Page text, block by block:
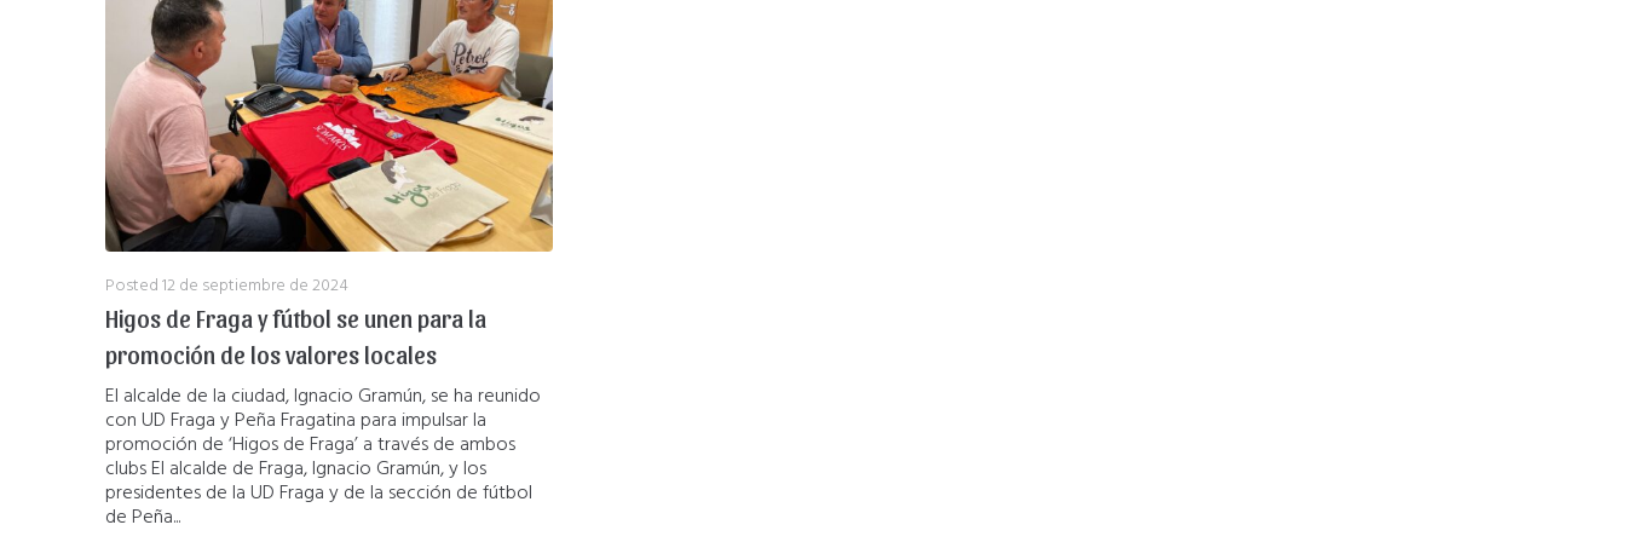
Posted12 de septiembre de 2024
Higos de Fraga y fútbol se unen para la
promoción de los valores locales
El alcalde de la ciudad, Ignacio Gramún, se ha reunido
con UD Fraga y Peña Fragatina para impulsar la
promoción de ‘Higos de Fraga’ a través de ambos
clubs El alcalde de Fraga, Ignacio Gramún, y los
presidentes de la UD Fraga y de la sección de fútbol
de Peña...